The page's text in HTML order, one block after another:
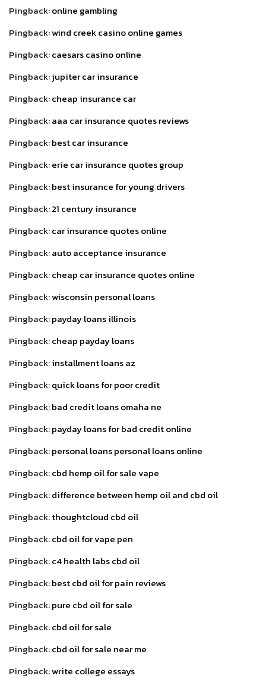
Pingback:online gambling
Pingback:wind creek casino online games
Pingback:caesars casino online
Pingback:jupiter car insurance
Pingback:cheap insurance car
Pingback:aaa car insurance quotes reviews
Pingback:best car insurance
Pingback:erie car insurance quotes group
Pingback:best insurance for young drivers
Pingback:21 century insurance
Pingback:car insurance quotes online
Pingback:auto acceptance insurance
Pingback:cheap car insurance quotes online
Pingback:wisconsin personal loans
Pingback:payday loans illinois
Pingback:cheap payday loans
Pingback:installment loans az
Pingback:quick loans for poor credit
Pingback:bad credit loans omaha ne
Pingback:payday loans for bad credit online
Pingback:personal loans personal loans online
Pingback:cbd hemp oil for sale vape
Pingback:difference between hemp oil and cbd oil
Pingback:thoughtcloud cbd oil
Pingback:cbd oil for vape pen
Pingback:c4 health labs cbd oil
Pingback:best cbd oil for pain reviews
Pingback:pure cbd oil for sale
Pingback:cbd oil for sale
Pingback:cbd oil for sale near me
Pingback:write college essays